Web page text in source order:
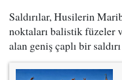
Saldırılar, Husilerin
noktaları balistik füzeler
alan geniş çaplı bir